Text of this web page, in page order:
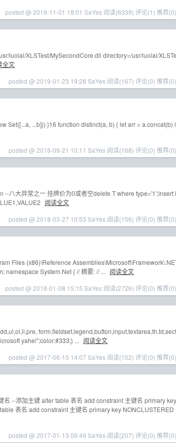
posted @ 2019-11-01 18:01 SaYes 阅读(6339) 评论(1) 推荐(0)
luolai/XLSTest/MySecondCore.dll directory=/usr/luolai/XLSTe
全文
posted @ 2019-01-23 19:28 SaYes 阅读(167) 评论(0) 推荐(0)
Set([...a, ...b])) }16 function distinct(a, b) { let arr = a.concat(b) l
posted @ 2018-09-21 10:11 SaYes 阅读(168) 评论(0) 推荐(0)
八大异常之一 挂牌价为0或者空delete T where type='1';insert i
阅读全文
posted @ 2018-03-27 10:53 SaYes 阅读(156) 评论(0) 推荐(0)
Files (x86)\Reference
namespace System.Net { // 摘要: // ... 阅读全文
posted @ 2018-01-08 15:15 SaYes 阅读(2726) 评论(0) 推荐(0)
yahei";color:#333;} ... 阅读全文
posted @ 2017-06-15 14:07 SaYes 阅读(152) 评论(0) 推荐(0)
--添加主键 alter table 表名 add constraint 主键名 primary key
表名 add constraint 主键名 primary key NONCLUSTERED
posted @ 2017-01-13 09:49 SaYes 阅读(207) 评论(0) 推荐(0)